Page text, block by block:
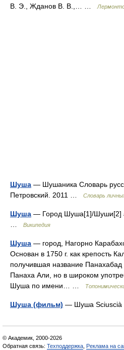
В. Э., Жданов В. В.,… …
Шуша — Шушаника Словарь
Петровский. 2011 …
Словарь
Шуша — Город Шуша[1]/Шуши[2]
Википедия
Шуша — город, Нагорно
Основан в 1750 г. как крепость
получившая название Панахабад
Панаха Али, но в широком
Шуша по имени… …
Шуша (фильм) — Шуша
© Академик, 2000-2026
Обратная связь: Техподдержка Реклама на